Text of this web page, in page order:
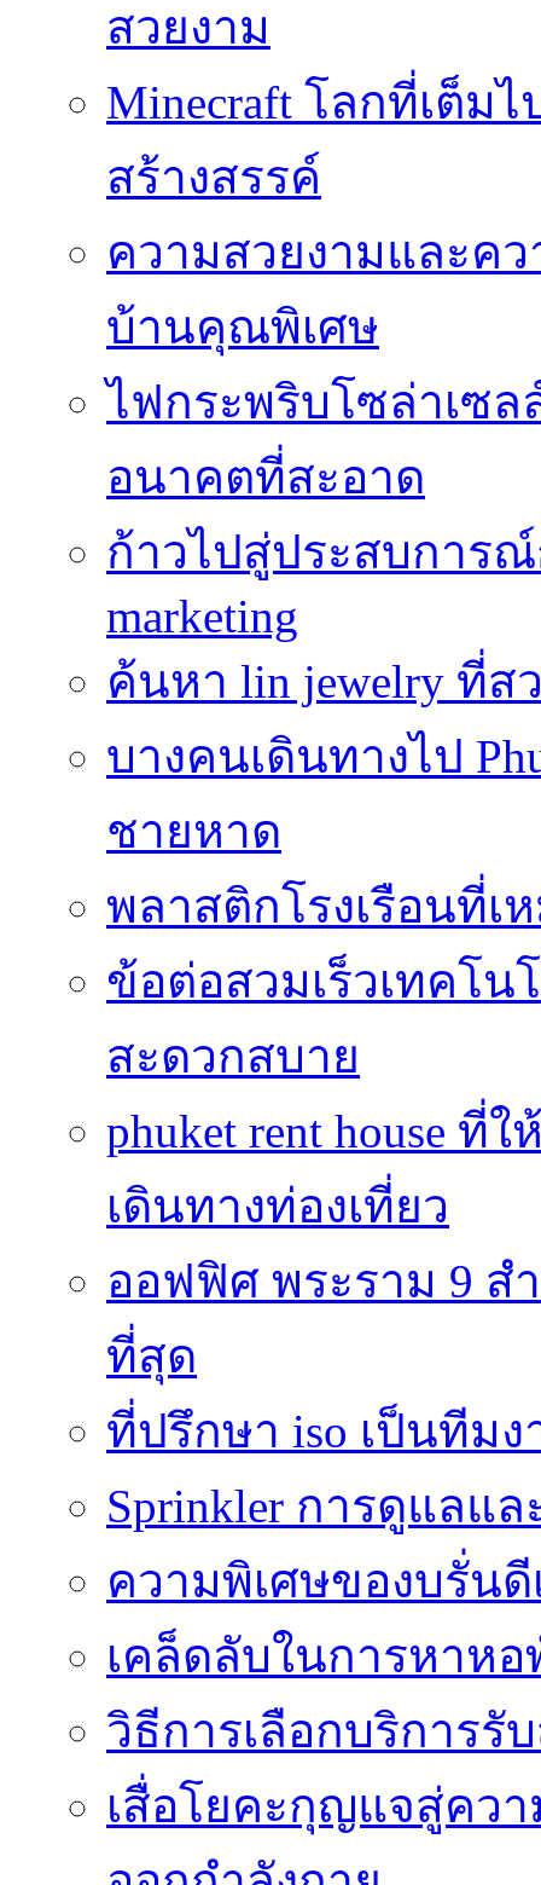
สวยงาม
Minecraft โลกที่เต็ม
สร้างสรรค์
ความสวยงามและค
บ้านคุณพิเศษ
ไฟกระพริบโซล่าเซ
อนาคตที่สะอาด
ก้าวไปสู่ประสบการ
marketing
ค้นหา lin jewelry ที่
บางคนเดินทางไป
ชายหาด
พลาสติกโรงเรือนที่เ
ข้อต่อสวมเร็วเทคโน
สะดวกสบาย
phuket rent house
เดินทางท่องเที่ยว
ออฟฟิศ พระราม 9 ส
ที่สุด
ที่ปรึกษา iso เป็นทีม
Sprinkler การดูแลแ
ความพิเศษของบรั่นดี
เคล็ดลับในการหาหอ
วิธีการเลือกบริการรั
เสื่อโยคะกุญแจสู่คว